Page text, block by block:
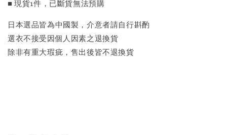
■ 現貨1件，已斷貨無法預購
日本選品皆為中國製，介意者請自行斟酌
選衣不接受因個人因素之退換貨
除非有重大瑕疵，售出後皆不退換貨